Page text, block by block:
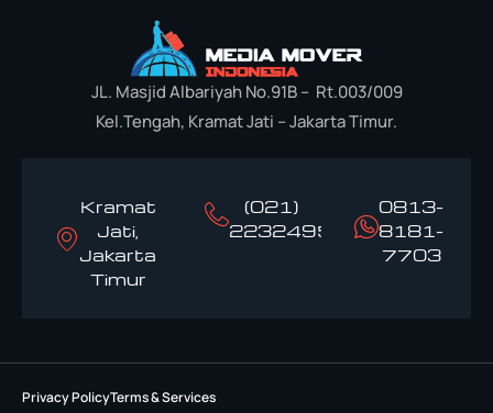
JL. Masjid Albariyah No.91B – Rt.003/009
Kel.Tengah, Kramat Jati – Jakarta Timur.
Kramat
Jati,
Jakarta
Timur
(021)
22324958
0813-
8181-
7703
Privacy PolicyTerms & Services